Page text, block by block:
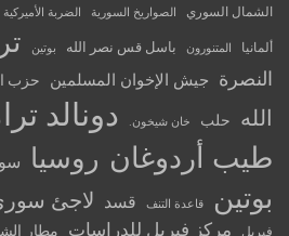
الشمال السوري الصواريخ السورية الضربة الأميركية
ألمانيا المتنورون باسل قس نصر الله بوتين
النصرة
جيش الإخوان المسلمين حزب
الله
حلب خان شيخون. دونالد
طيب أردوغان روسيا
بوتين
قاعدة التنف قسد لاجئ
فيريل
مركز فيريل للدراسات مطار